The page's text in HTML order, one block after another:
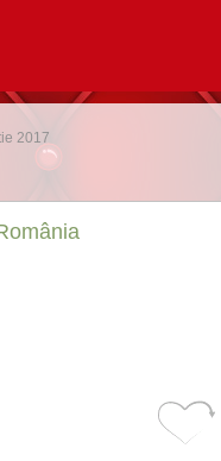
2017